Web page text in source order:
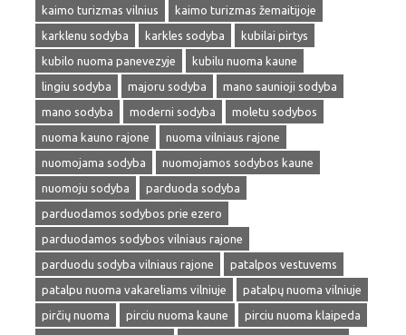
kaimo turizmas vilnius
kaimo turizmas žemaitijoje
karklenu sodyba
karkles sodyba
kubilai pirtys
kubilo nuoma panevezyje
kubilu nuoma kaune
lingiu sodyba
majoru sodyba
mano saunioji sodyba
mano sodyba
moderni sodyba
moletu sodybos
nuoma kauno rajone
nuoma vilniaus rajone
nuomojama sodyba
nuomojamos sodybos kaune
nuomoju sodyba
parduoda sodyba
parduodamos sodybos prie ezero
parduodamos sodybos vilniaus rajone
parduodu sodyba vilniaus rajone
patalpos vestuvems
patalpu nuoma vakareliams vilniuje
patalpų nuoma vilniuje
pirčių nuoma
pirciu nuoma kaune
pirciu nuoma klaipeda